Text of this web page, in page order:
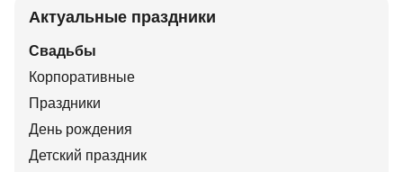
Актуальные праздники
Свадьбы
Корпоративные
Праздники
День рождения
Детский праздник